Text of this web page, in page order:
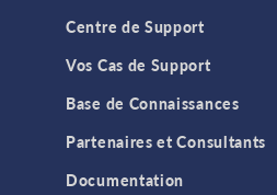
Centre de Support
Vos Cas de Support
Base de Connaissances
Partenaires et Consultants
Documentation